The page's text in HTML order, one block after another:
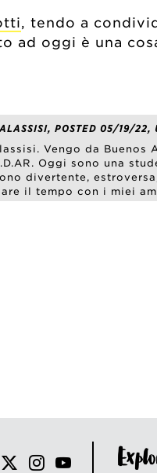
, tendo a
ad oggi è una
POSTED 05/19/
Vengo da
Oggi sono una
divertente,
il tempo con i miei